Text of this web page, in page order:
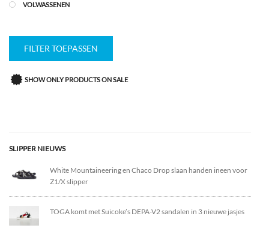
VOLWASSENEN
FILTER TOEPASSEN
SHOW ONLY PRODUCTS ON SALE
SLIPPER NIEUWS
White Mountaineering en Chaco Drop slaan handen ineen voor
Z1/X slipper
TOGA komt met Suicoke’s DEPA-V2 sandalen in 3 nieuwe jasjes